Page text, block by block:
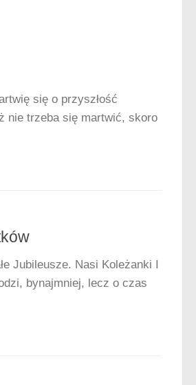
się o przyszłość
nie trzeba się martwić, skoro
Jubileusze. Nasi Koleżanki I
bynajmniej, lecz o czas